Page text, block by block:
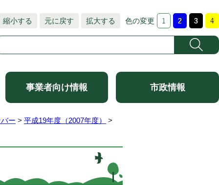
縮小する 元に戻す 拡大する 色の変更
事業者向け情報 市政情報
ー > 平成19年度（2007年度） >